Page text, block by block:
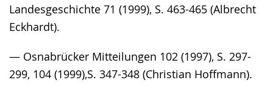
Landesgeschichte 71 (1999), S. 463-465 (Albrecht
Eckhardt).
— Osnabrücker Mitteilungen 102 (1997), S. 297-
299, 104 (1999),S. 347-348 (Christian Hoffmann).